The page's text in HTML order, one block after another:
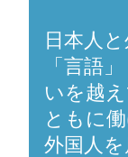
日本人
「言語
いを越
ともに
外国人